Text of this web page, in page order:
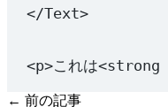
</Text>
<p>これは<strong
← 前の記事